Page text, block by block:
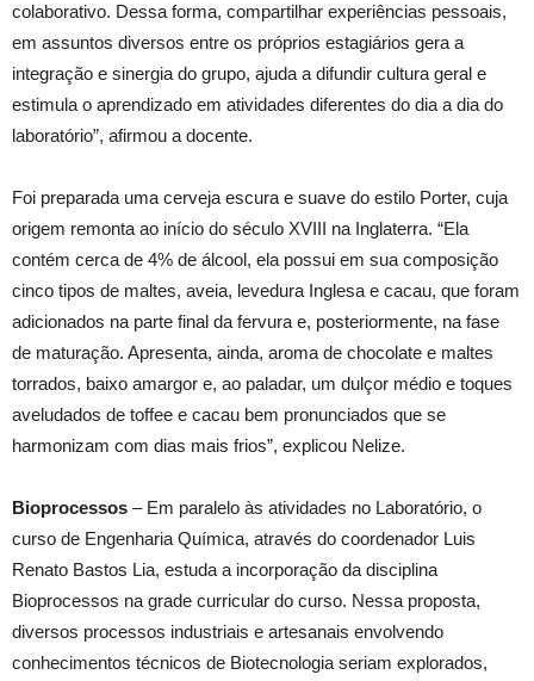
colaborativo. Dessa forma, compartilhar experiências pessoais,
em assuntos diversos entre os próprios estagiários gera a
integração e sinergia do grupo, ajuda a difundir cultura geral e
estimula o aprendizado em atividades diferentes do dia a dia do
laboratório”, afirmou a docente.
Foi preparada uma cerveja escura e suave do estilo Porter, cuja
origem remonta ao início do século XVIII na Inglaterra. “Ela
contém cerca de 4% de álcool, ela possui em sua composição
cinco tipos de maltes, aveia, levedura Inglesa e cacau, que foram
adicionados na parte final da fervura e, posteriormente, na fase
de maturação. Apresenta, ainda, aroma de chocolate e maltes
torrados, baixo amargor e, ao paladar, um dulçor médio e toques
aveludados de toffee e cacau bem pronunciados que se
harmonizam com dias mais frios”, explicou Nelize.
Bioprocessos – Em paralelo às atividades no Laboratório, o
curso de Engenharia Química, através do coordenador Luis
Renato Bastos Lia, estuda a incorporação da disciplina
Bioprocessos na grade curricular do curso. Nessa proposta,
diversos processos industriais e artesanais envolvendo
conhecimentos técnicos de Biotecnologia seriam explorados,